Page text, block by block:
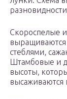
Скороспелые
стеблями,
Штамбовые и
высоты,
высаживаются